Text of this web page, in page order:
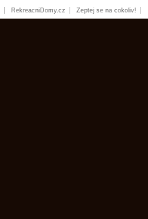
RekreacniDomy.cz Zeptej se na cokoliv!